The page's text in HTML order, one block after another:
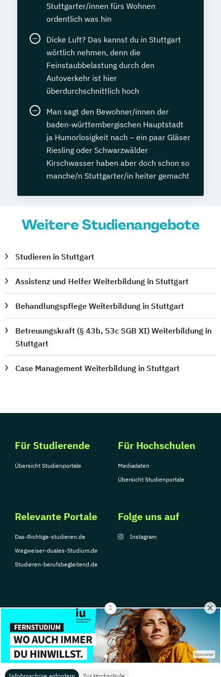
Sponsored
Stuttgarter/innen fürs Wohnen
ordentlich was hin
Dicke Luft? Das kannst du in Stuttgart
wörtlich nehmen, denn die
Feinstaubbelastung durch den
Autoverkehr ist hier
überdurchschnittlich hoch
Man sagt den Bewohner/innen der
baden-württembergischen Hauptstadt
ja Humorlosigkeit nach – ein paar Gläser
Riesling oder Schwarzwälder
Kirschwasser haben aber doch schon so
manche/n Stuttgarter/in heiter gemacht
Weitere Studienangebote
Studieren in Stuttgart
Assistenz und Helfer Weiterbildung in Stuttgart
Behandlungspflege Weiterbildung in Stuttgart
Betreuungskraft (§ 43b, 53c SGB XI) Weiterbildung in
Stuttgart
Case Management Weiterbildung in Stuttgart
Für Studierende
Übersicht Studienportale
Für Hochschulen
Mediadaten
Übersicht Studienportale
Relevante Portale
Das-Richtige-studieren.de
Wegweiser-duales-Studium.de
Studieren-berufsbegleitend.de
Folge uns auf
Instagram
© Copyright 2026, TarGroup Media GmbH
Impressum
Datenschutzerklärung Nutzungsbedingungen